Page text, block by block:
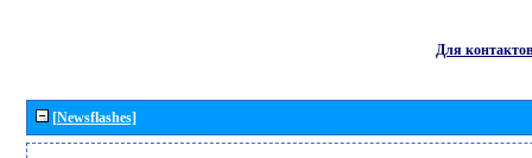
Для контактов
[Newsflashes]